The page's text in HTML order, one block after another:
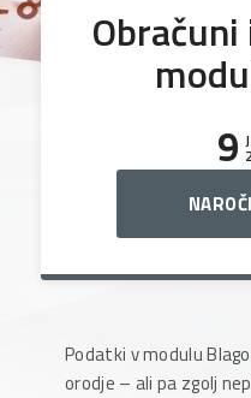
9
Podatki v modulu
orodje – ali pa zgolj